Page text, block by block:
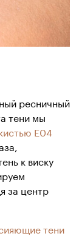
ресничный
тени мы
Е04
к виску
за центр
тени